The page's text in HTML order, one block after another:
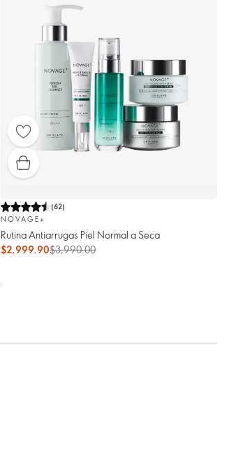
(62)
NOVAGE+
Rutina Antiarrugas Piel Normal a Seca
$2,999.90$3,990.00